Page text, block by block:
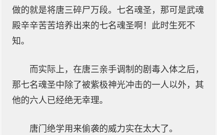
做的就是将唐三碎尸万段。七名魂圣，那可是武魂
殿辛辛苦苦培养出来的七名魂圣啊！此时生死不
知。
而实际上，在唐三亲手调制的剧毒入体之后，
那七名魂圣中除了被紫极神光冲击的一人以外，其
他的六人已经绝无幸理。
唐门绝学用来偷袭的威力实在太大了。